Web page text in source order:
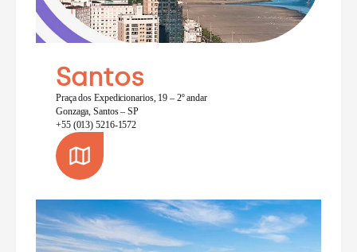
Santos
Praça dos Expedicionarios, 19 – 2º andar
Gonzaga, Santos – SP
+55 (013) 5216-1572